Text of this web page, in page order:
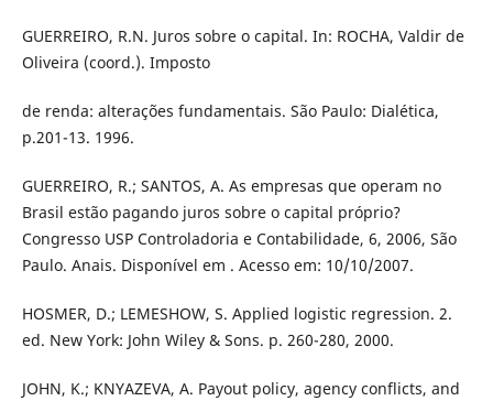
GUERREIRO, R.N. Juros sobre o capital. In: ROCHA, Valdir de
Oliveira (coord.). Imposto
de renda: alterações fundamentais. São Paulo: Dialética,
p.201-13. 1996.
GUERREIRO, R.; SANTOS, A. As empresas que operam no
Brasil estão pagando juros sobre o capital próprio?
Congresso USP Controladoria e Contabilidade, 6, 2006, São
Paulo. Anais. Disponível em . Acesso em: 10/10/2007.
HOSMER, D.; LEMESHOW, S. Applied logistic regression. 2.
ed. New York: John Wiley & Sons. p. 260-280, 2000.
JOHN, K.; KNYAZEVA, A. Payout policy, agency conflicts, and